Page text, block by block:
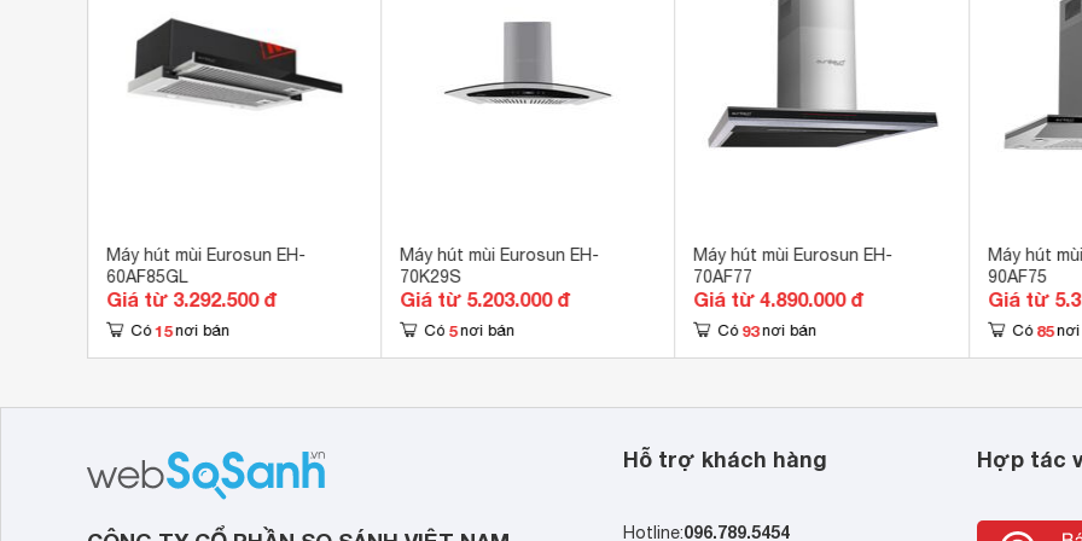
Kích thước
Máy hút mùi Eurosun EH-
60AF85GL
Giá từ 3.292.500 đ
Có 15 nơi bán
Máy hút mùi Eurosun EH-
70K29S
Giá từ 5.203.000 đ
Có 5 nơi bán
Máy hút mùi Eurosun EH-
70AF77
Giá từ 4.890.000 đ
Có 93 nơi bán
Máy hút
90AF75
Giá từ
Có 85 nơi
Hỗ trợ khách hàng
Hotline:096.789.5454
Hợp tác